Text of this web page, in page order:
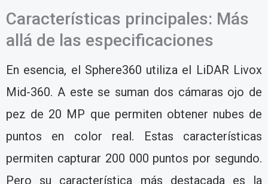
Características principales: Más
allá de las especificaciones
En esencia, el Sphere360 utiliza el LiDAR Livox
Mid-360. A este se suman dos cámaras ojo de
pez de 20 MP que permiten obtener nubes de
puntos en color real. Estas características
permiten capturar 200 000 puntos por segundo.
Pero su característica más destacada es la